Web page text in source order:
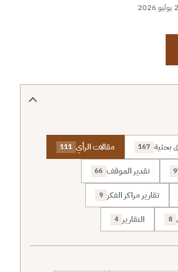
بحثية 167 مقالات الرأي 111
تقدير الموقف 66
تقارير مراكز الفكر 9
8 التقارير 4